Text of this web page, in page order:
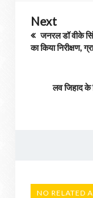
Next
जनरल डॉ वीके
का किया निरीक्षण,
लव जिहाद के
NO RELATED